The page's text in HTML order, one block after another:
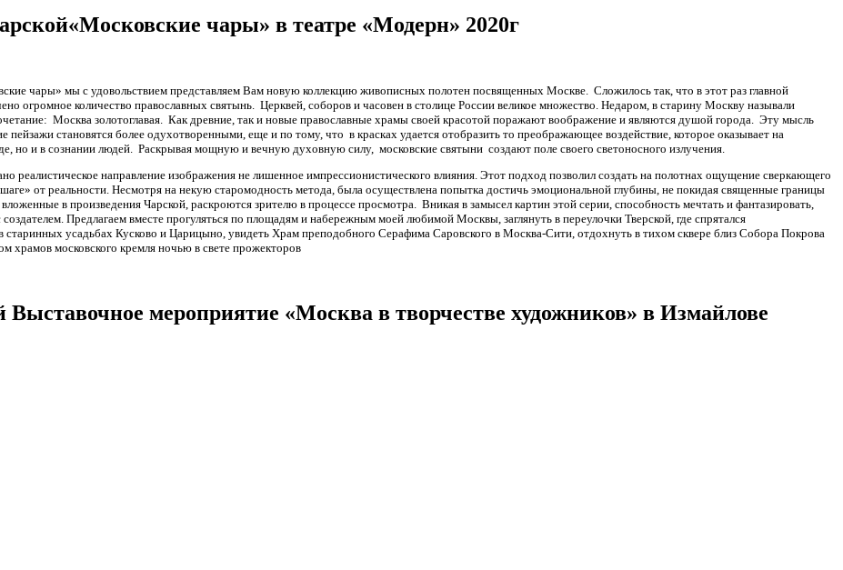
чары» в театре «Модерн» 2020г
чары» мы с удовольствием представляем Вам новую коллекцию живописных полотен посвященных Москве. Сложилось так, что в этот раз главной
количество православных святынь. Церквей, соборов и часовен в столице России великое множество. Недаром, в старину Москву называли
Москва золотоглавая. Как древние, так и новые православные храмы своей красотой поражают воображение и являются душой города. Эту мысль
становятся более одухотворенными, еще и по тому, что в красках удается отобразить то преображающее воздействие, которое оказывает на
но и в сознании людей. Раскрывая мощную и вечную духовную силу, московские святыни создают поле своего светоносного излучения.
реалистическое направление изображения не лишенное импрессионистического влияния. Этот подход позволил создать на полотнах ощущение сверкающего
от реальности. Несмотря на некую старомодность метода, была осуществлена попытка достичь эмоциональной глубины, не покидая священные границы
в произведения Чарской, раскроются зрителю в процессе просмотра. Вникая в замысел картин этой серии, способность мечтать и фантазировать,
Предлагаем вместе прогуляться по площадям и набережным моей любимой Москвы, заглянуть в переулочки Тверской, где спрятался
усадьбах Кусково и Царицыно, увидеть Храм преподобного Серафима Саровского в Москва-Сити, отдохнуть в тихом сквере близ Собора Покрова
храмов московского кремля ночью в свете прожекторов
мероприятие «Москва в творчестве художников» в Измайлове